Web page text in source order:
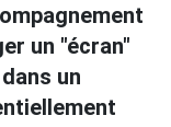
un "écran"
un